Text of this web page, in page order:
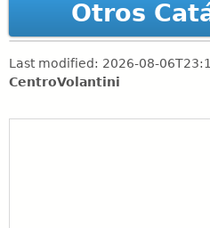
Otros
Last modified: 2026-08-
CentroVolantini